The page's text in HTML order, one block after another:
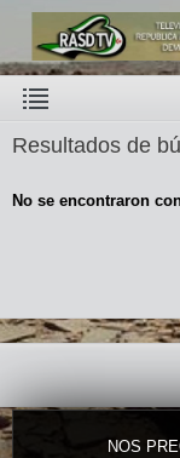
NOS
Resultados de
No se encontraron